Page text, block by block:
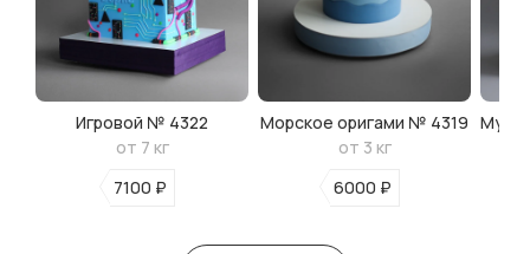
Игровой № 4322
от 7 кг
7100 ₽
Морское оригами № 4319
от 3 кг
6000 ₽